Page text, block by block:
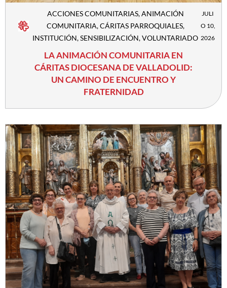
ACCIONES COMUNITARIAS,ANIMACIÓN
COMUNITARIA,CÁRITAS PARROQUIALES,
INSTITUCIÓN,SENSIBILIZACIÓN,VOLUNTARIADO
JULI
O 10,
2026
LA ANIMACIÓN COMUNITARIA EN
CÁRITAS DIOCESANA DE VALLADOLID:
UN CAMINO DE ENCUENTRO Y
FRATERNIDAD